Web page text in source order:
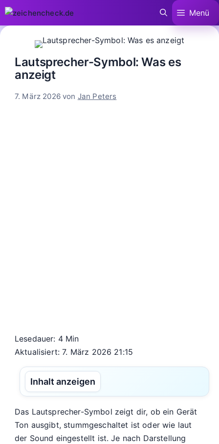
Zum
springen
Menü
Lautsprecher-Symbol: Was es
anzeigt
7. März 2026 von Jan Peters
Lesedauer: 4 Min
Aktualisiert: 7. März 2026 21:15
Inhalt anzeigen
Das Lautsprecher-Symbol zeigt dir, ob ein Gerät
Ton ausgibt, stummgeschaltet ist oder wie laut
der Sound eingestellt ist. Je nach Darstellung